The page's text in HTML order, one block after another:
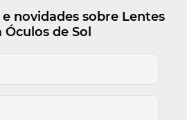
novidades sobre Lentes
Óculos de Sol